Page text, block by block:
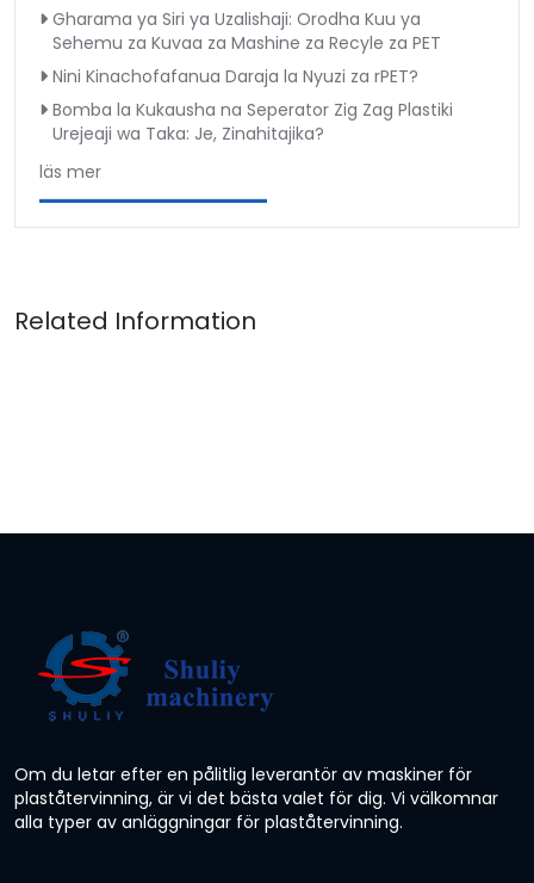
Gharama ya Siri ya Uzalishaji: Orodha Kuu ya
Sehemu za Kuvaa za Mashine za Recyle za PET
Nini Kinachofafanua Daraja la Nyuzi za rPET?
Bomba la Kukausha na Seperator Zig Zag Plastiki
Urejeaji wa Taka: Je, Zinahitajika?
läs mer
Om du letar efter en pålitlig leverantör av maskiner för
plaståtervinning, är vi det bästa valet för dig. Vi välkomnar
alla typer av anläggningar för plaståtervinning.